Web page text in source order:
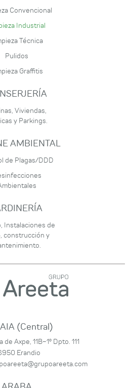
Convencional
Industrial
Técnica
Pulidos
Graffitis
Viviendas,
y Parkings.
AMBIENTAL
de Plagas/DDD
Instalaciones de
construcción y
(Central)
Axpe, 11B-1º Dpto. 111
Erandio